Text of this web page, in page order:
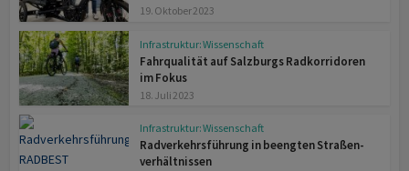
19. Oktober 2023
Infrastruktur: Wissenschaft
Fahrqualität auf Salzburgs Rad­korridoren
im Fokus
18. Juli 2023
Infrastruktur: Wissenschaft
Radverkehrsführung in beengten Straßen­
verhält­nissen